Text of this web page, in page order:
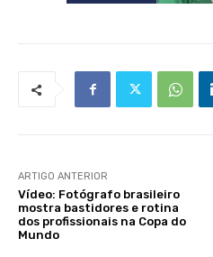
ARTIGO ANTERIOR
Vídeo: Fotógrafo brasileiro
mostra bastidores e rotina
dos profissionais na Copa do
Mundo